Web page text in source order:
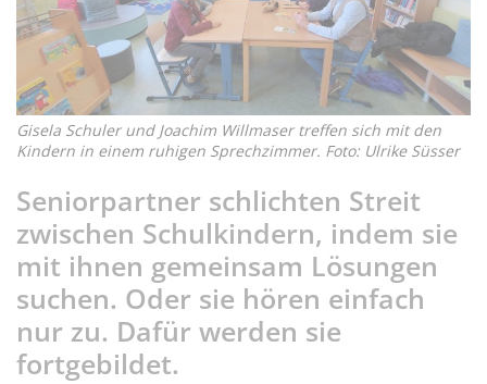
Gisela Schuler und Joachim Willmaser treffen sich mit den
Kindern in einem ruhigen Sprechzimmer. Foto: Ulrike Süsser
Seniorpartner schlichten Streit
zwischen Schulkindern, indem sie
mit ihnen gemeinsam Lösungen
suchen. Oder sie hören einfach
nur zu. Dafür werden sie
fortgebildet.